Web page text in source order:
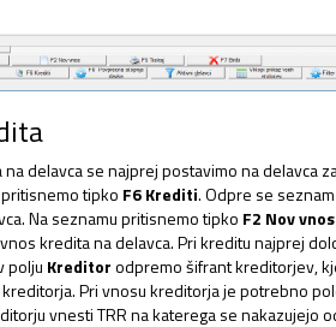
DOKUMENTOV
delavca se najprej postavimo na delavca
tipko F6 Krediti. Odpre se
Na seznamu pritisnemo tipko F2 Nov vnos
kredita na delavca. Pri kreditu najprej
polju Kreditorodpremo šifrant kreditorjev,
Pri vnosu kreditorja je potrebno
vnesti TRR na katerega se nakazujejo